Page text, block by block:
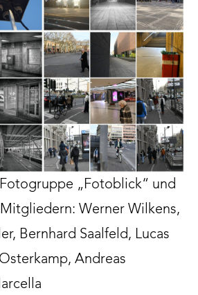
„Fotoblick“ und
Werner Wilkens,
Bernhard Saalfeld, Lucas
Andreas